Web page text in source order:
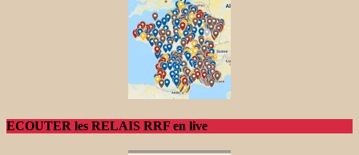
ECOUTER les RELAIS RRF en live